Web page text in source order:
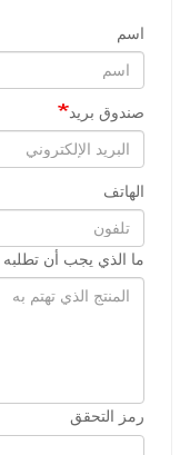
اسم
صندوق بريد
الهاتف
ما الذي يجب أن تطلبه
رمز التحقق